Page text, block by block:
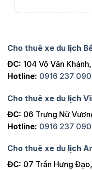
Cho thuê xe du lịch
ĐC: 104 Võ Văn
Hotline: 0916 237 090
Cho thuê xe du lịch
ĐC: 06 Trưng Nữ
Hotline: 0916 237 090
Cho thuê xe du lịch
ĐC: 07 Trần Hưng